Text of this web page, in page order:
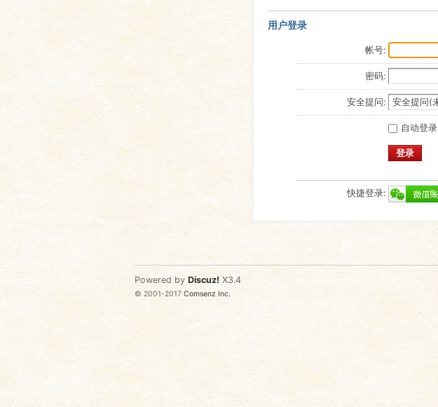
用户登录
帐号:
密码:
安全提问:
自动登录
登录
快捷登录:
Powered by Discuz! X3.4
© 2001-2017Comsenz Inc.